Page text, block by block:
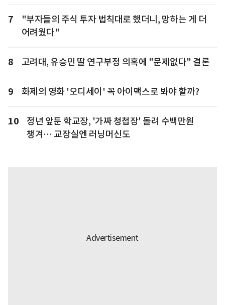
7
"부자들의 주식 투자 법칙대로 했더니, 망하는 게 더
어려웠다"
8 고려대, 유승민 딸 연구부정 의혹에 "문제없다" 결론
9 화제의 영화 '오디세이' 꼭 아이맥스로 봐야 할까?
10
정년 앞둔 학교장, '가짜 청첩장' 돌려 수백만원
챙겨… 교장실엔 러닝머신도